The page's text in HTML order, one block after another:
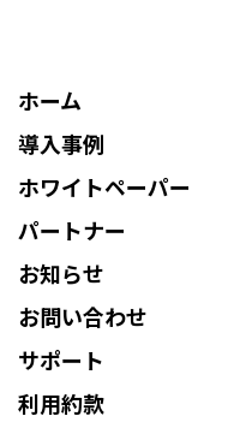
ホーム
導入事例
ホワイトペーパー
パートナー
お知らせ
お問い合わせ
サポート
利用約款